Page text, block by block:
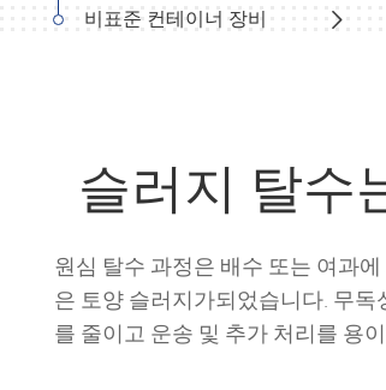
비표준 컨테이너 장비 
슬러지 탈수
원심 탈수 과정은 배수 또는 여과
은 토양 슬러지가되었습니다. 무
를 줄이고 운송 및 추가 처리를 용